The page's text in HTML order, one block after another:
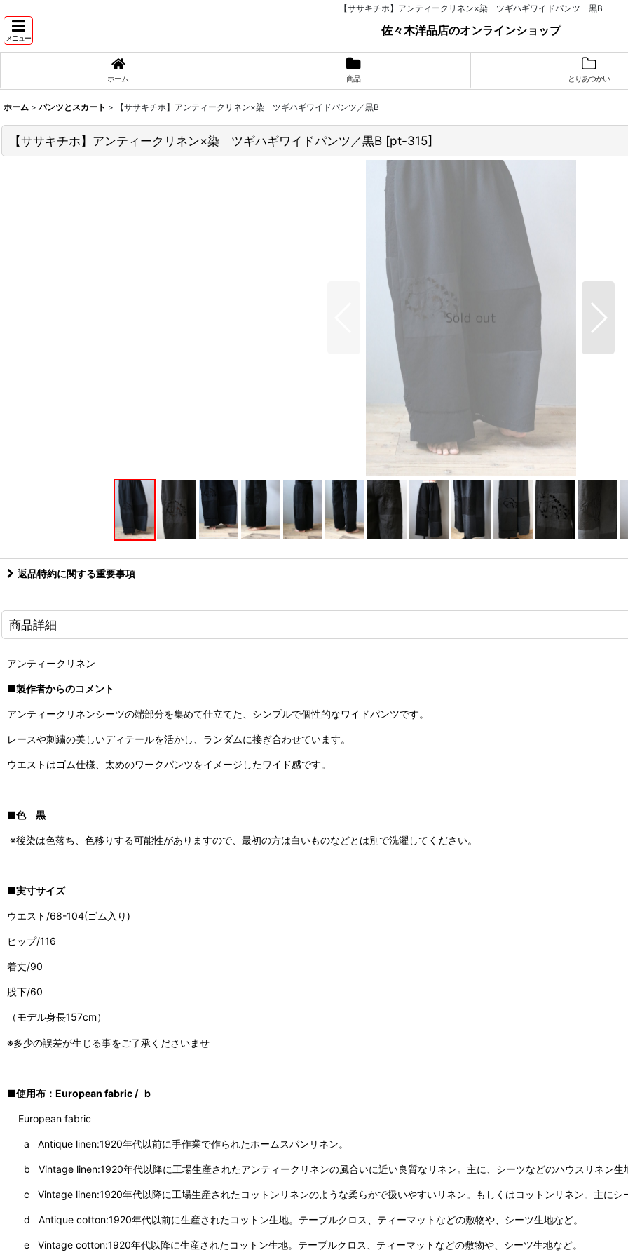
【ササキチホ】アンティークリネン×染 ツギハギワイドパンツ 黒B
メニュー
佐々木洋品店のオンラインショップ
ホーム 商品 とりあつかい
ホーム > パンツとスカート > 【ササキチホ】アンティークリネン×染 ツギハギワイドパンツ／黒B
【ササキチホ】アンティークリネン×染 ツギハギワイドパンツ／黒B [pt-315]
返品特約に関する重要事項
商品詳細
アンティークリネン
■製作者からのコメント
アンティークリネンシーツの端部分を集めて仕立てた、シンプルで個性的なワイドパンツです。
レースや刺繍の美しいディテールを活かし、ランダムに接ぎ合わせています。
ウエストはゴム仕様、太めのワークパンツをイメージしたワイド感です。
■色 黒
※後染は色落ち、色移りする可能性がありますので、最初の方は白いものなどとは別で洗濯してください。
■実寸サイズ
ウエスト/68-104(ゴム入り)
ヒップ/116
着丈/90
股下/60
（モデル身長157cm）
※多少の誤差が生じる事をご了承くださいませ
■使用布：European fabric / b
European fabric
a Antique linen:1920年代以前に手作業で作られたホームスパンリネン。
b Vintage linen:1920年代以降に工場生産されたアンティークリネンの風合いに近い良質なリネン。主に、シーツなどのハウスリネン生
c Vintage linen:1920年代以降に工場生産されたコットンリネンのような柔らかで扱いやすいリネン。もしくはコットンリネン。主にシ
d Antique cotton:1920年代以前に生産されたコットン生地。テーブルクロス、ティーマットなどの敷物や、シーツ生地など。
e Vintage cotton:1920年代以降に生産されたコットン生地。テーブルクロス、ティーマットなどの敷物や、シーツ生地など。